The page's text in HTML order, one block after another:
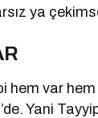
ya
hem var hem
Yani